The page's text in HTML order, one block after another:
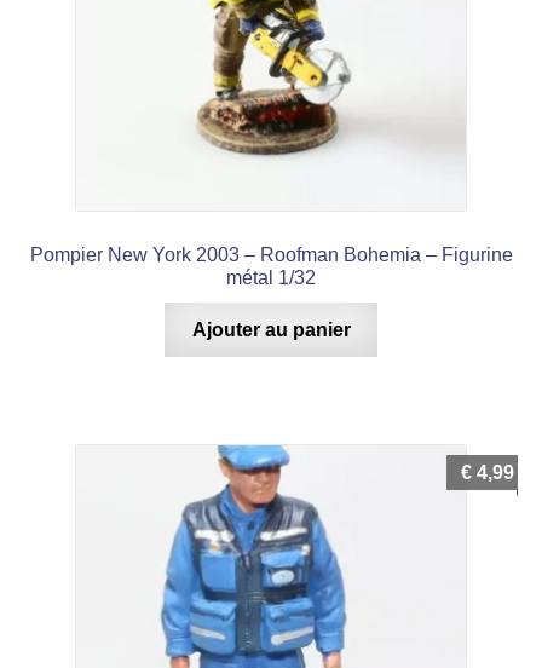
Pompier New York 2003 – Roofman Bohemia – Figurine
métal 1/32
Ajouter au panier
€ 4,99